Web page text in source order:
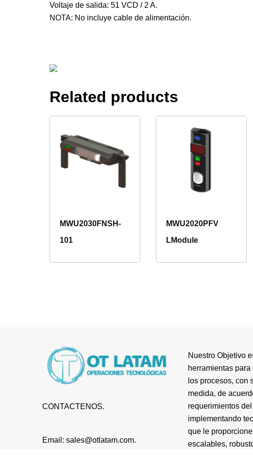
Voltaje de salida: 51 VCD / 2 A.
NOTA: No incluye cable de alimentación.
Related products
MWU2030FNSH-
101
MWU2020PFV
LModule
CONTACTENOS.
Email: sales@otlatam.com.
Nuestro Objetivo
herramientas
los procesos, con
medida, de
requerimientos
implementando
que le
escalables,